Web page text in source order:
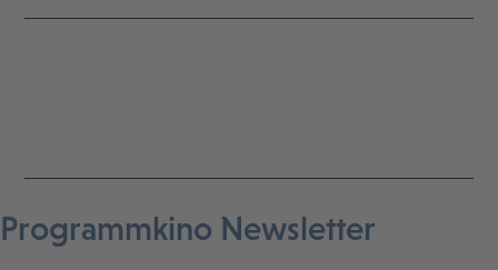
Programmkino Newsletter